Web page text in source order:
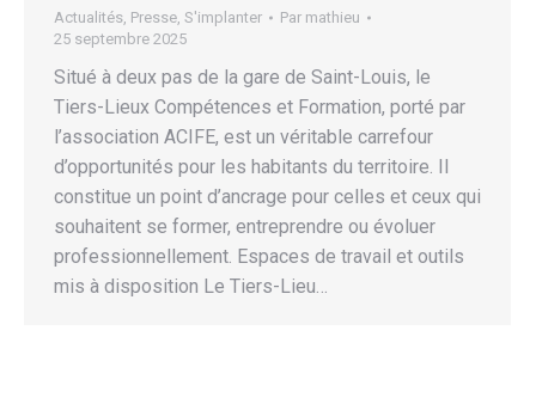
Actualités Presse S'implanter Par mathieu
25 septembre 2025
Situé à deux pas de la gare de Saint-Louis, le
Tiers-Lieux Compétences et Formation, porté par
l’association ACIFE, est un véritable carrefour
d’opportunités pour les habitants du territoire. Il
constitue un point d’ancrage pour celles et ceux qui
souhaitent se former, entreprendre ou évoluer
professionnellement. Espaces de travail et outils
mis à disposition Le Tiers-Lieu…